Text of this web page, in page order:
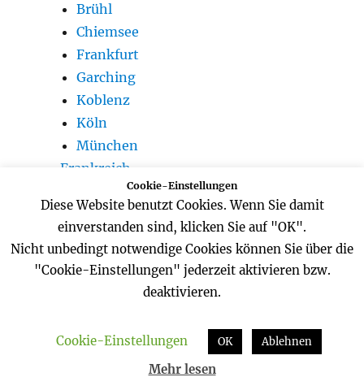
Brühl
Chiemsee
Frankfurt
Garching
Koblenz
Köln
München
Frankreich
Korfu
London
Neuseeland
Domburg
Cookie-Einstellungen
Diese Website benutzt Cookies. Wenn Sie damit
einverstanden sind, klicken Sie auf "OK".
Nicht unbedingt notwendige Cookies können Sie über die
"Cookie-Einstellungen" jederzeit aktivieren bzw.
deaktivieren.
Cookie-Einstellungen OK Ablehnen
Mehr lesen